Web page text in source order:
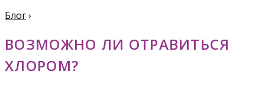
Блог›
ВОЗМОЖНО ЛИ ОТРАВИТЬСЯ
ХЛОРОМ?